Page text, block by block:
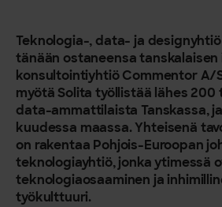
Teknologia-, data- ja
tänään ostaneensa tanskalaisen
konsultointiyhtiö Commentor A/
myötä Solita työllistää lähes
data-ammattilaista Tanskassa,
kuudessa maassa. Yhteisenä
on rakentaa Pohjois-Euroopan
teknologiayhtiö, jonka ytimessä
teknologiaosaaminen ja
työkulttuuri.